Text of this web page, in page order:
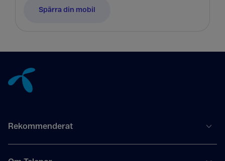
Spärra din mobil
Rekommenderat